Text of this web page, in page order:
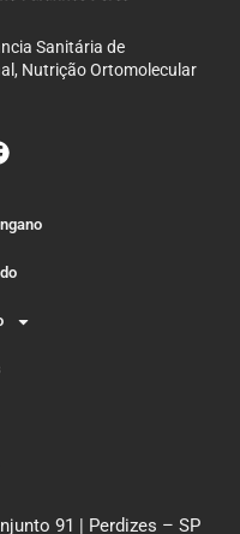
Sanitária de
Nutrição Ortomolecular
91 | Perdizes – SP